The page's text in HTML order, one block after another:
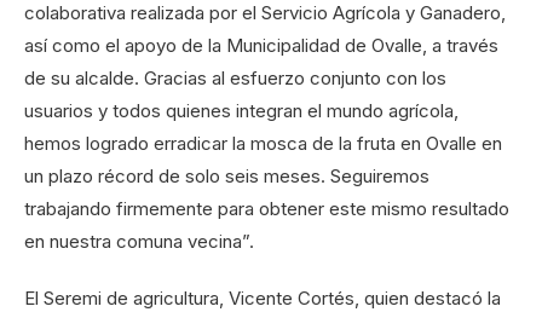
colaborativa realizada por el Servicio Agrícola y Ganadero,
así como el apoyo de la Municipalidad de Ovalle, a través
de su alcalde. Gracias al esfuerzo conjunto con los
usuarios y todos quienes integran el mundo agrícola,
hemos logrado erradicar la mosca de la fruta en Ovalle en
un plazo récord de solo seis meses. Seguiremos
trabajando firmemente para obtener este mismo resultado
en nuestra comuna vecina”.
El Seremi de agricultura, Vicente Cortés, quien destacó la